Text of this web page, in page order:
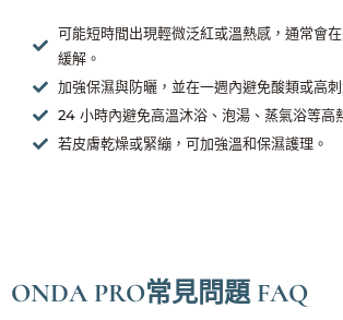
可能短時間出現輕微泛紅或溫熱感，通常會
緩解。
加強保濕與防曬，並在一週內避免酸類或高
24 小時內避免高溫沐浴、泡湯、蒸氣浴等高
若皮膚乾燥或緊繃，可加強溫和保濕護理。
ONDA PRO常見問題 FAQ